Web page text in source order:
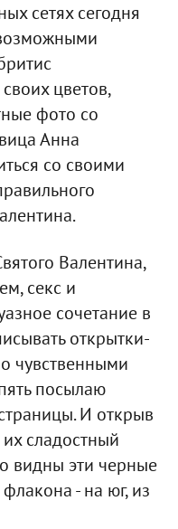
сетях сегодня
цветов,
фото со
Анна
со своими
Валентина,
секс и
сочетание в
открытки-
чувственными
посылаю
И открыв
сладостный
видны эти черные
- на юг, из